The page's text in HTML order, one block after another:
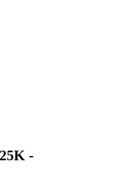
-